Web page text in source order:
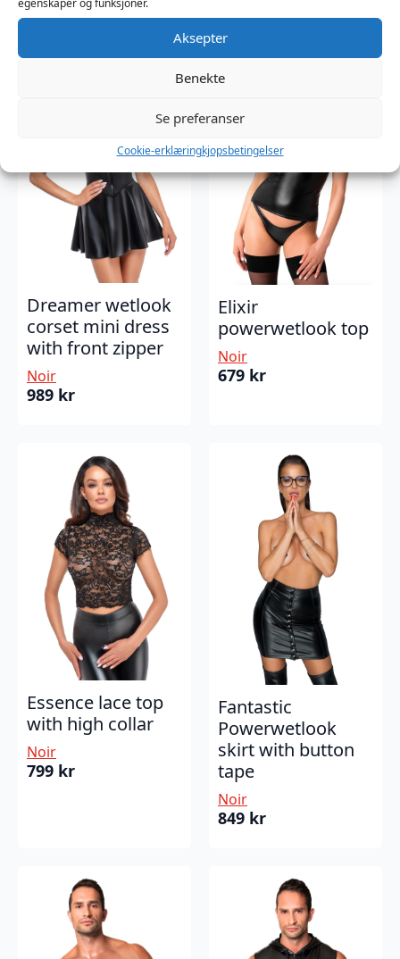
Aksepter
Benekte
Se preferanser
Cookie-erklæringkjopsbetingelser
Dreamer wetlook
corset mini dress
with front zipper
Noir
989 kr
Elixir
powerwetlook top
Noir
679 kr
Essence lace top
with high collar
Noir
799 kr
Fantastic
Powerwetlook
skirt with button
tape
Noir
849 kr